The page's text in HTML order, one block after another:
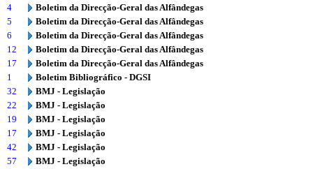
4
Boletim da Direcção-Geral das Alfândegas
5
Boletim da Direcção-Geral das Alfândegas
6
Boletim da Direcção-Geral das Alfândegas
12
Boletim da Direcção-Geral das Alfândegas
17
Boletim da Direcção-Geral das Alfândegas
1
Boletim Bibliográfico - DGSI
32
BMJ - Legislação
22
BMJ - Legislação
19
BMJ - Legislação
17
BMJ - Legislação
42
BMJ - Legislação
57
BMJ - Legislação